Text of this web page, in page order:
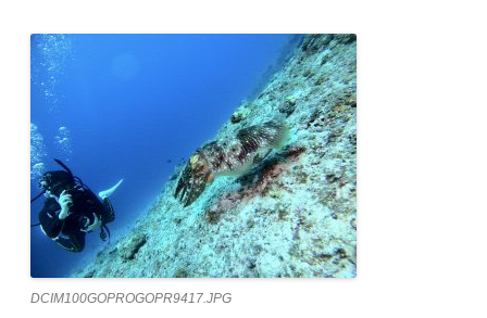
DCIM100GOPROGOPR9417.JPG